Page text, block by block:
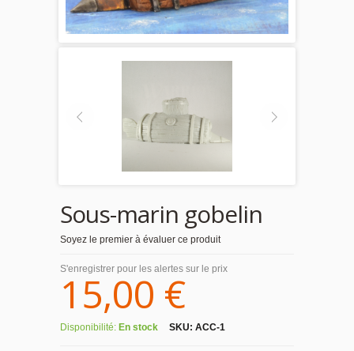
Sous-marin gobelin
Soyez le premier à évaluer ce produit
S'enregistrer pour les alertes sur le prix
15,00 €
Disponibilité: En stock SKU: ACC-1